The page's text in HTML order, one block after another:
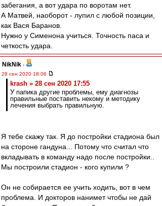
забегания, а вот удара по воротам нет.
А Матвей, наоборот - лупил с любой позиции,
как Вася Баранов.
Нужно у Сименона учиться. Точность паса и
четкость удара.
NikNik -
28 сен 2020 18:06
krash » 28 сен 2020 17:55
У папика другие проблемы, ему диагнозы
правильные поставить некому и методику
лечения выбрать правильную.
Я тебе скажу так. Я до постройки стадиона был
на стороне гандуна... Потому что считал что
вкладывать в команду надо после постройки..
Мы построили стадион - кого купили ?
Он не собирается ее учить ходить, вот в чем
проблема. И докторов нанимет чтобы не дай